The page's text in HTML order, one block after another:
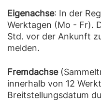
Eigenachse: In der
Werktagen (Mo - Fr).
Std. vor der Ankunft
melden.
Fremdachse
innerhalb von 12
Breitstellungsdatum